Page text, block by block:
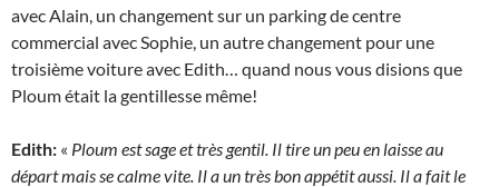
avec Alain, un changement sur un parking de centre
commercial avec Sophie, un autre changement pour une
troisième voiture avec Edith… quand nous vous disions que
Ploum était la gentillesse même!
Edith: « Ploum est sage et très gentil. Il tire un peu en laisse au
départ mais se calme vite. Il a un très bon appétit aussi. Il a fait le